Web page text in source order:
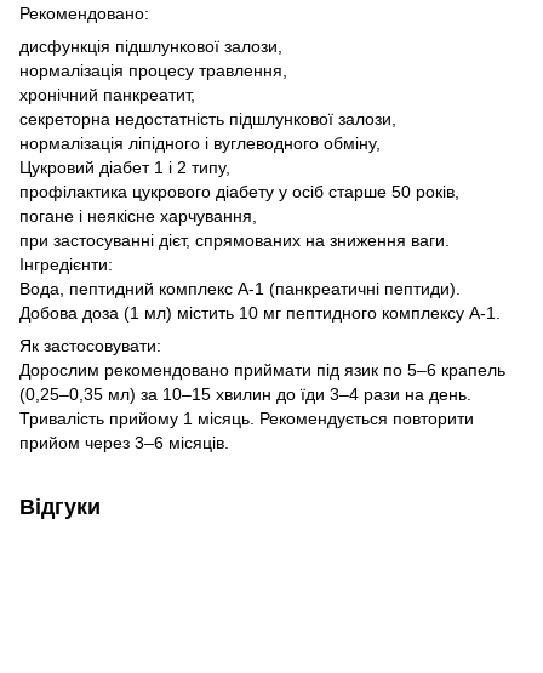
Рекомендовано:
дисфункція підшлункової залози,
нормалізація процесу травлення,
хронічний панкреатит,
секреторна недостатність підшлункової залози,
нормалізація ліпідного і вуглеводного обміну,
Цукровий діабет 1 і 2 типу,
профілактика цукрового діабету у осіб старше 50 років,
погане і неякісне харчування,
при застосуванні дієт, спрямованих на зниження ваги.
Інгредієнти:
Вода, пептидний комплекс А-1 (панкреатичні пептиди).
Добова доза (1 мл) містить 10 мг пептидного комплексу А-1.
Як застосовувати:
Дорослим рекомендовано приймати під язик по 5–6 крапель
(0,25–0,35 мл) за 10–15 хвилин до їди 3–4 рази на день.
Тривалість прийому 1 місяць. Рекомендується повторити
прийом через 3–6 місяців.
Відгуки